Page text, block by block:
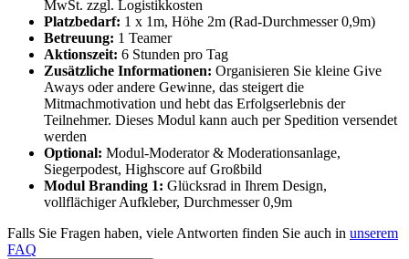
MwSt. zzgl. Logistikkosten
Platzbedarf: 1 x 1m, Höhe 2m (Rad-Durchmesser 0,9m)
Betreuung: 1 Teamer
Aktionszeit: 6 Stunden pro Tag
Zusätzliche Informationen: Organisieren Sie kleine Give
Aways oder andere Gewinne, das steigert die
Mitmachmotivation und hebt das Erfolgserlebnis der
Teilnehmer. Dieses Modul kann auch per Spedition versendet
werden
Optional: Modul-Moderator & Moderationsanlage,
Siegerpodest, Highscore auf Großbild
Modul Branding 1: Glücksrad in Ihrem Design,
vollflächiger Aufkleber, Durchmesser 0,9m
Falls Sie Fragen haben, viele Antworten finden Sie auch in unserem
FAQ